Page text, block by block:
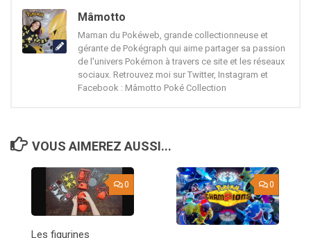
Mâmotto
Maman du Pokéweb, grande collectionneuse et
gérante de Pokégraph qui aime partager sa passion
de l'univers Pokémon à travers ce site et les réseaux
sociaux. Retrouvez moi sur Twitter, Instagram et
Facebook : Mâmotto Poké Collection
VOUS AIMEREZ AUSSI...
0
Les figurines
0